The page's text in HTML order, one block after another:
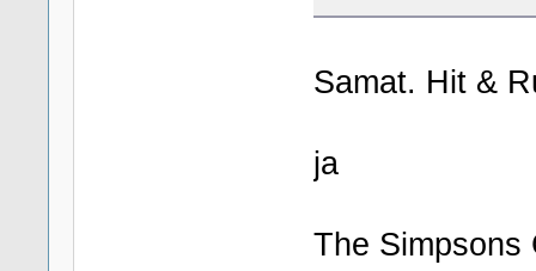
Samat. Hit &
ja
The Simpsons